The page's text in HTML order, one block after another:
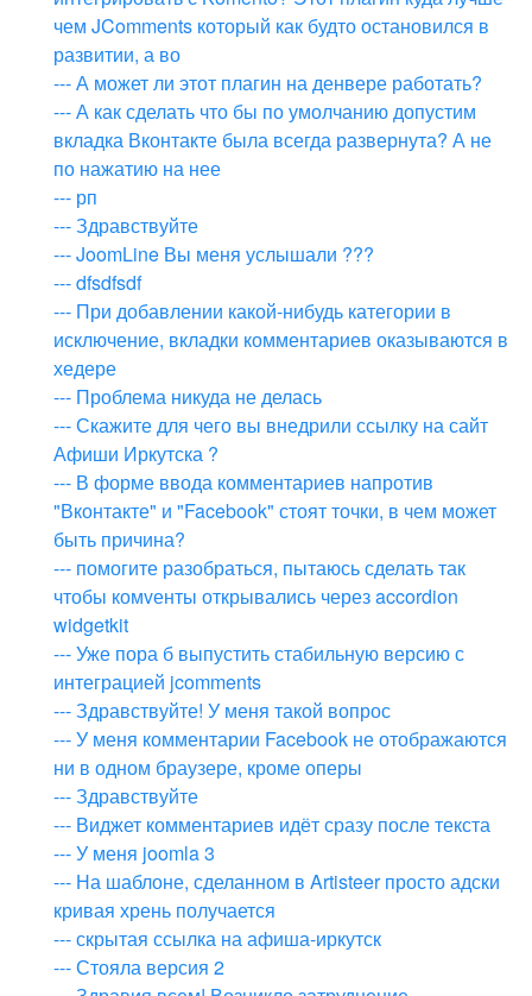
чем JComments который как будто остановился в
развитии, а во
--- А может ли этот плагин на денвере работать?
--- А как сделать что бы по умолчанию допустим
вкладка Вконтакте была всегда развернута? А не
по нажатию на нее
--- рп
--- Здравствуйте
--- JoomLine Вы меня услышали ???
--- dfsdfsdf
--- При добавлении какой-нибудь категории в
исключение, вкладки комментариев оказываются в
хедере
--- Проблема никуда не делась
--- Скажите для чего вы внедрили ссылку на сайт
Афиши Иркутска ?
--- В форме ввода комментариев напротив
"Вконтакте" и "Facebook" стоят точки, в чем может
быть причина?
--- помогите разобраться, пытаюсь сделать так
чтобы комvенты открывались через accordion
widgetkit
--- Уже пора б выпустить стабильную версию с
интеграцией jcomments
--- Здравствуйте! У меня такой вопрос
--- У меня комментарии Facebook не отображаются
ни в одном браузере, кроме оперы
--- Здравствуйте
--- Виджет комментариев идёт сразу после текста
--- У меня joomla 3
--- На шаблоне, сделанном в Artisteer просто адски
кривая хрень получается
--- скрытая ссылка на афиша-иркутск
--- Стояла версия 2